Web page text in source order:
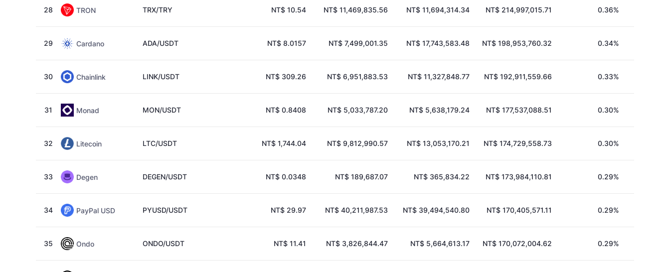
28 TRON TRX/TRY NT$ 10.54 NT$ 11,469,835.56 NT$ 11,694,314.34 NT$ 214,997,015.71 0.36%
29 Cardano ADA/USDT NT$ 8.0157 NT$ 7,499,001.35 NT$ 17,743,583.48 NT$ 198,953,760.32 0.34%
30 Chainlink LINK/USDT NT$ 309.26 NT$ 6,951,883.53 NT$ 11,327,848.77 NT$ 192,911,559.66 0.33%
31 Monad MON/USDT NT$ 0.8408 NT$ 5,033,787.20 NT$ 5,638,179.24 NT$ 177,537,088.51 0.30%
32 Litecoin LTC/USDT NT$ 1,744.04 NT$ 9,812,990.57 NT$ 13,053,170.21 NT$ 174,729,558.73 0.30%
33 Degen DEGEN/USDT NT$ 0.0348 NT$ 189,687.07 NT$ 365,834.22 NT$ 173,984,110.81 0.29%
34 PayPal USD PYUSD/USDT NT$ 29.97 NT$ 40,211,987.53 NT$ 39,494,540.80 NT$ 170,405,571.11 0.29%
35 Ondo ONDO/USDT NT$ 11.41 NT$ 3,826,844.47 NT$ 5,664,613.17 NT$ 170,072,004.62 0.29%